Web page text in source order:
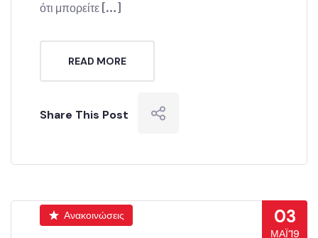
ότι μπορείτε […]
READ MORE
Share This Post
03
ΜΆΙ’19
Ανακοινώσεις